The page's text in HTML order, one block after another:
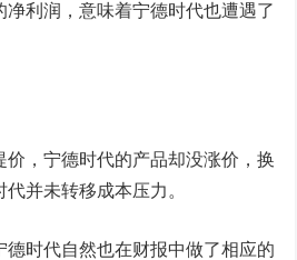
利润，意味着宁德时代也遭遇了
，宁德时代的产品却没涨价，换
并未转移成本压力。
时代自然也在财报中做了相应的